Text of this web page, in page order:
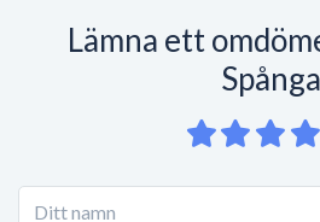
Lämna ett
Spånga